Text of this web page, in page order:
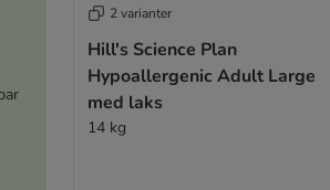
2 varianter
Hill's Science Plan
Hypoallergenic Adult Large
med laks
14 kg